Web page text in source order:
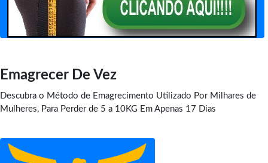
Emagrecer De Vez
Descubra o Método de Emagrecimento Utilizado Por Milhares de
Mulheres, Para Perder de 5 a 10KG Em Apenas 17 Dias